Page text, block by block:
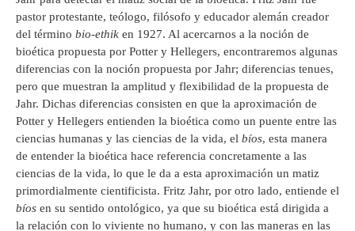
pastor protestante, teólogo, filósofo y educador alemán creador
del término bio-ethik en 1927. Al acercarnos a la noción de
bioética propuesta por Potter y Hellegers, encontraremos algunas
diferencias con la noción propuesta por Jahr; diferencias tenues,
pero que muestran la amplitud y flexibilidad de la propuesta de
Jahr. Dichas diferencias consisten en que la aproximación de
Potter y Hellegers entienden la bioética como un puente entre las
ciencias humanas y las ciencias de la vida, el bíos, esta manera
de entender la bioética hace referencia concretamente a las
ciencias de la vida, lo que le da a esta aproximación un matiz
primordialmente cientificista. Fritz Jahr, por otro lado, entiende el
bíos en su sentido ontológico, ya que su bioética está dirigida a
la relación con lo viviente no humano, y con las maneras en las